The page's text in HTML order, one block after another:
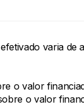
varia
o valor
o valor